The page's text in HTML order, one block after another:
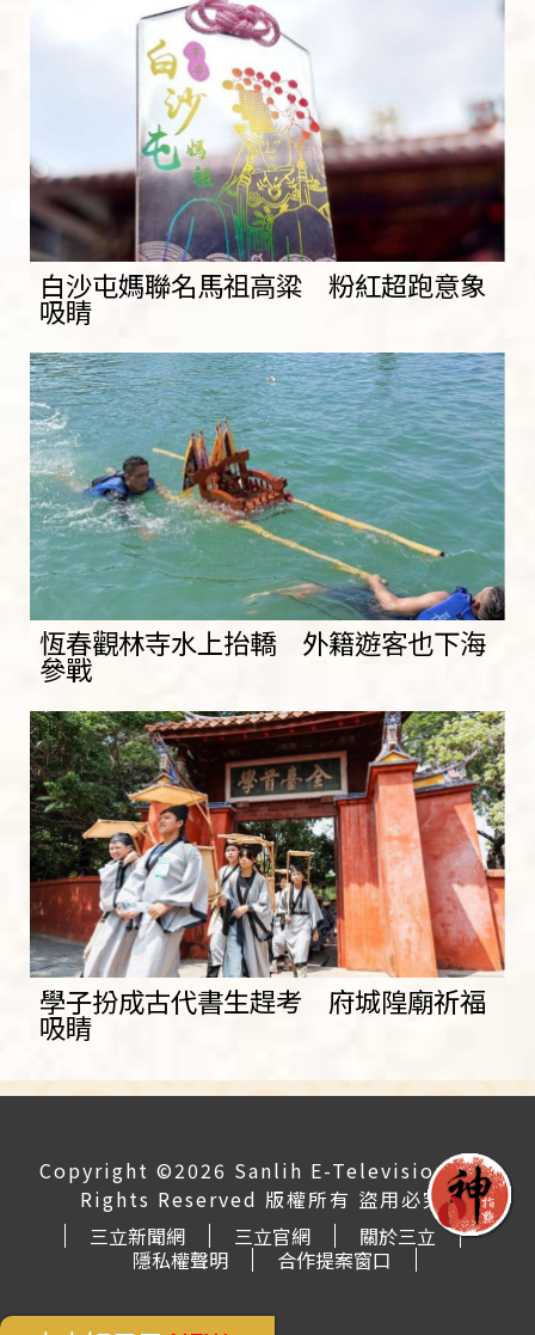
白沙屯媽聯名馬祖高粱 粉紅超跑意象
吸睛
恆春觀林寺水上抬轎 外籍遊客也下海
參戰
學子扮成古代書生趕考 府城隍廟祈福
吸睛
Copyright ©2026 Sanlih E-Television All
Rights Reserved 版權所有 盜用必究
三立新聞網
三立官網
關於三立
隱私權聲明
合作提案窗口